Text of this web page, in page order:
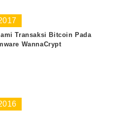
Transaksi Bitcoin Pada
WannaCrypt